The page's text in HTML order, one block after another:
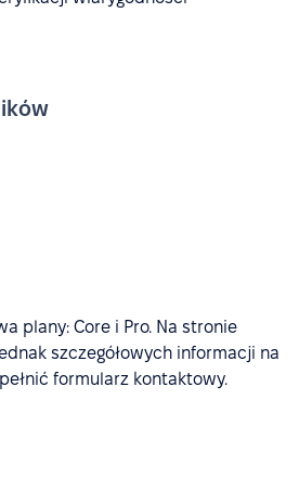
plany: Core i Pro. Na stronie
szczegółowych informacji na
formularz kontaktowy.